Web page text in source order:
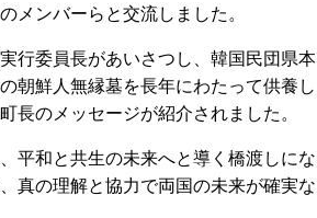
メンバーらと交流しました。
行委員長があいさつし、韓国民団県本
朝鮮人無縁墓を長年にわたって供養し
長のメッセージが紹介されました。
平和と共生の未来へと導く橋渡しにな
真の理解と協力で両国の未来が確実な